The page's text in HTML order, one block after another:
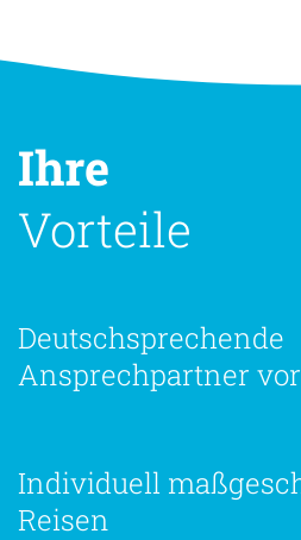
Ihre
Vorteile
Deutschsprechende
Ansprechpartner
Individuell
Reisen